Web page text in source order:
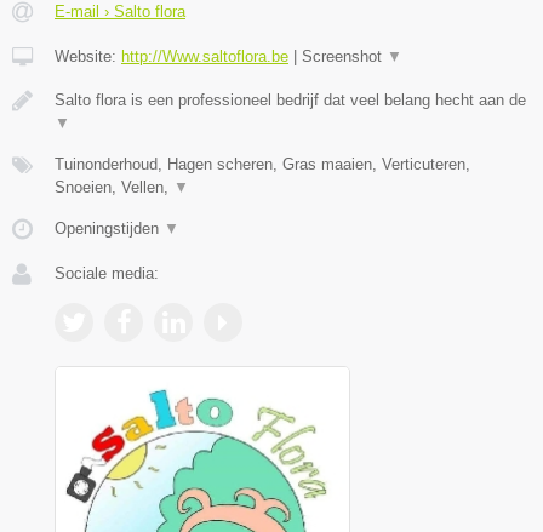
E-mail › Salto flora
Website: http://Www.saltoflora.be | Screenshot ▼
Salto flora is een professioneel bedrijf dat veel belang hecht aan de
▼
Tuinonderhoud, Hagen scheren, Gras maaien, Verticuteren,
Snoeien, Vellen,
▼
Openingstijden ▼
Sociale media: